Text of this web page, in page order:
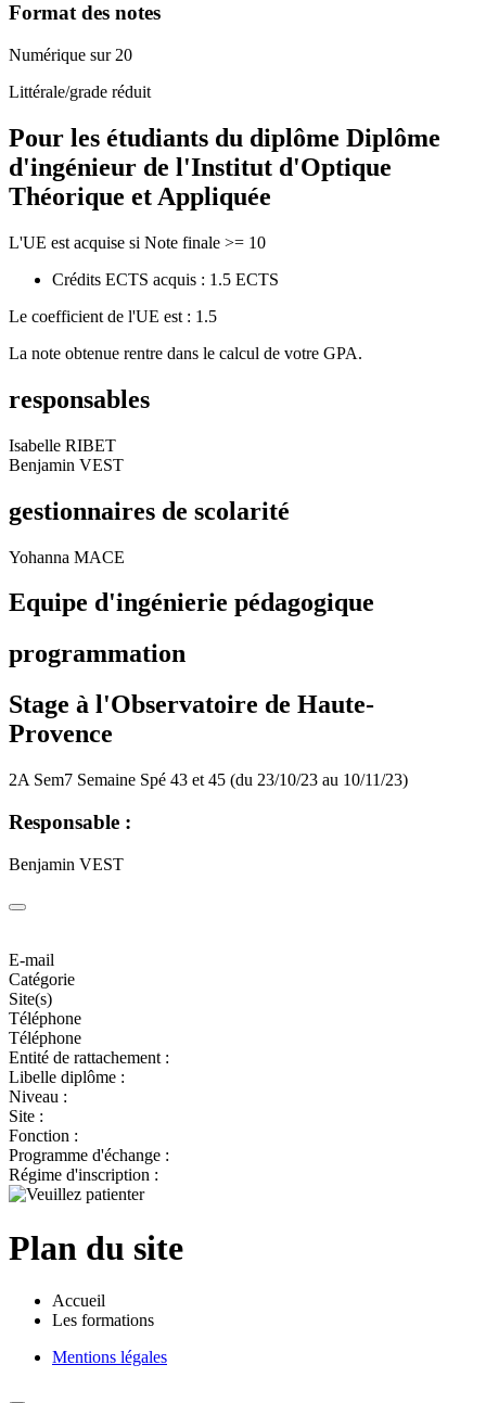
Format des notes
Numérique sur 20
Littérale/grade réduit
Pour les étudiants du diplôme Diplôme
d'ingénieur de l'Institut d'Optique
Théorique et Appliquée
L'UE est acquise si Note finale >= 10
Crédits ECTS acquis : 1.5 ECTS
Le coefficient de l'UE est : 1.5
La note obtenue rentre dans le calcul de votre GPA.
responsables
Isabelle RIBET
Benjamin VEST
gestionnaires de scolarité
Yohanna MACE
Equipe d'ingénierie pédagogique
programmation
Stage à l'Observatoire de Haute-
Provence
2A Sem7 Semaine Spé 43 et 45 (du 23/10/23 au 10/11/23)
Responsable :
Benjamin VEST
E-mail
Catégorie
Site(s)
Téléphone
Téléphone
Entité de rattachement :
Libelle diplôme :
Niveau :
Site :
Fonction :
Programme d'échange :
Régime d'inscription :
Plan du site
Accueil
Les formations
Mentions légales